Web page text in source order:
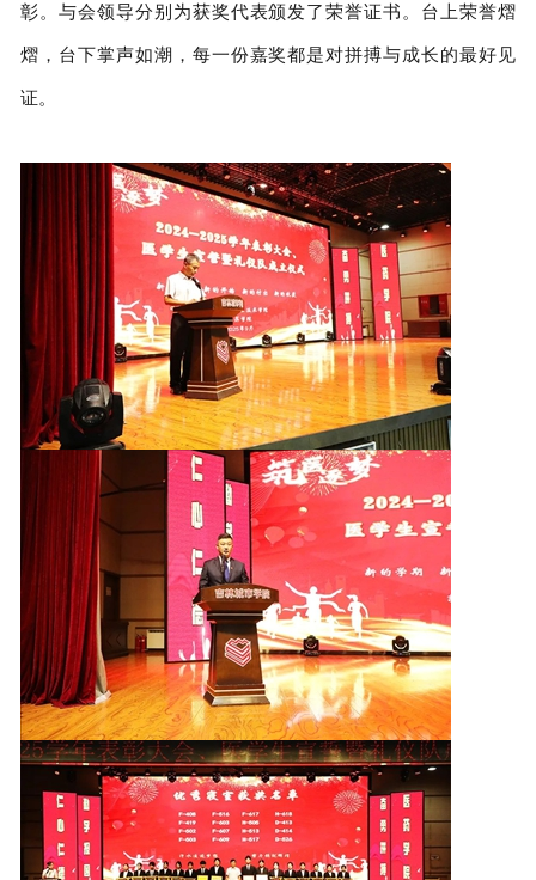
彰。与会领导分别为获奖代表颁发了荣誉证书。台上荣誉熠
熠，台下掌声如潮，每一份嘉奖都是对拼搏与成长的最好见
证。